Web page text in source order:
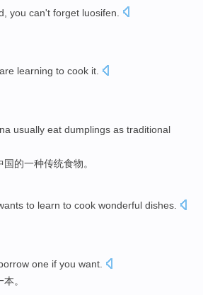
you can't forget luosifen.
learning to cook it.
usually eat dumplings as traditional
的一种传统食物。
to learn to cook wonderful dishes.
one if you want.
。